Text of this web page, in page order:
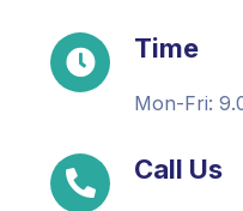
Time
Mon-Fri:
Call Us